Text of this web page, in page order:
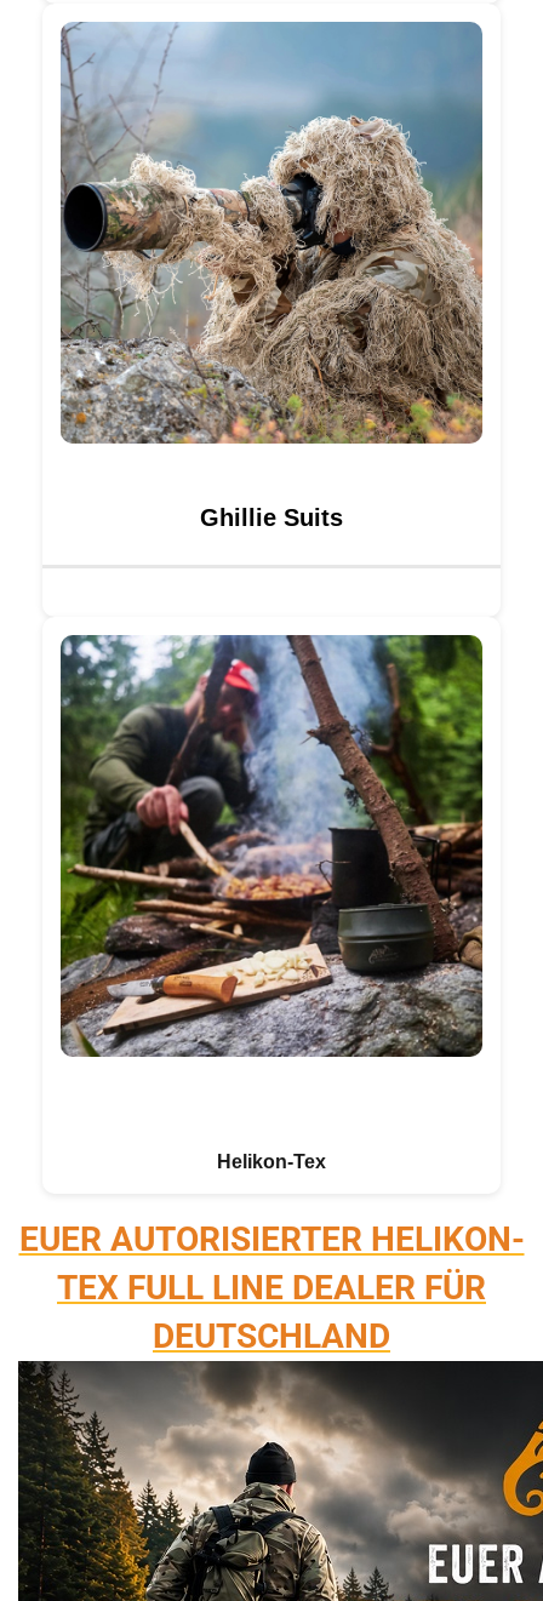
Ghillie Suits
Helikon-Tex
EUER AUTORISIERTER HELIKON-
TEX FULL LINE DEALER FÜR
DEUTSCHLAND